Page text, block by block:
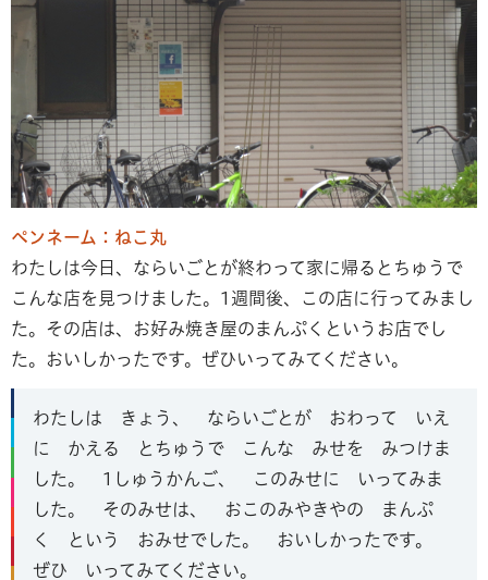
ペンネーム：ねこ丸
わたしは今日、ならいごとが終わって家に帰るとちゅうで
こんな店を見つけました。1週間後、この店に行ってみまし
た。その店は、お好み焼き屋のまんぷくというお店でし
た。おいしかったです。ぜひいってみてください。
わたしは きょう、 ならいごとが おわって いえ
に かえる とちゅうで こんな みせを みつけま
した。 1しゅうかんご、 このみせに いってみま
した。 そのみせは、 おこのみやきやの まんぷ
く という おみせでした。 おいしかったです。
ぜひ いってみてください。